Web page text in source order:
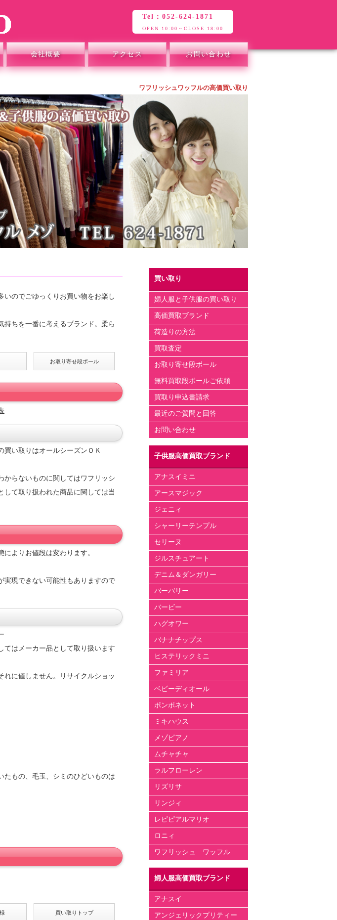
Tel：052-624-1871
OPEN 10:00～CLOSE 18:00
会社概要 アクセス お問い合わせ
ワフリッシュワッフルの高価買い取り
いのでごゆっくりお買い物をお楽し
持ちを一番に考えるブランド。柔ら
お取り寄せ段ボール
取りはオールシーズンＯＫ
からないものに関してはワフリッシ
して取り扱われた商品に関しては当
よりお値段は変わります。
実現できない可能性もありますので
てはメーカー品として取り扱います
れに値しません。リサイクルショッ
たもの、毛玉、シミのひどいものは
買い取りトップ
買い取り
婦人服と子供服の買い取り
高価買取ブランド
荷造りの方法
買取査定
お取り寄せ段ボール
無料買取段ボールご依頼
買取り申込書請求
最近のご質問と回答
お問い合わせ
子供服高価買取ブランド
アナスイミニ
アースマジック
ジェニィ
シャーリーテンプル
セリーヌ
ジルスチュアート
デニム＆ダンガリー
バーバリー
バービー
ハグオワー
バナナチップス
ヒステリックミニ
ファミリア
ベビーディオール
ポンポネット
ミキハウス
メゾピアノ
ムチャチャ
ラルフローレン
リズリサ
リンジィ
レピピアルマリオ
ロニィ
ワフリッシュ ワッフル
婦人服高価買取ブランド
アナスイ
アンジェリックプリティー